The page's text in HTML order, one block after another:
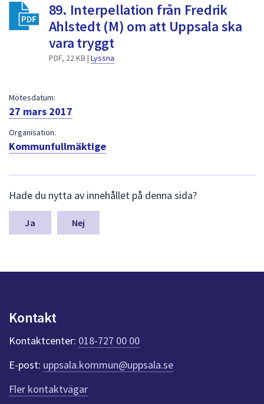
välja
något
89. Interpellation från Fredrik
Ahlstedt (M) om att Uppsala ska
vara tryggt
PDF, 22 KB | Lyssna
Mötesdatum:
27 mars 2017
Organisation:
Kommunfullmäktige
ä
m
a
n
k
t
e
r
f
ö
r
Hade du nytta av innehållet på denna sida?
Nej
Kontakt
Kontaktcenter: 018-727 00 00
E-post: uppsala.kommun@uppsala.se
Fler kontaktvägar